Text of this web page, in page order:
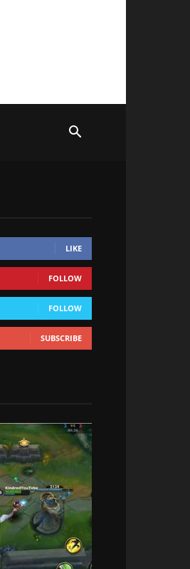
LIKE
FOLLOW
FOLLOW
SUBSCRIBE